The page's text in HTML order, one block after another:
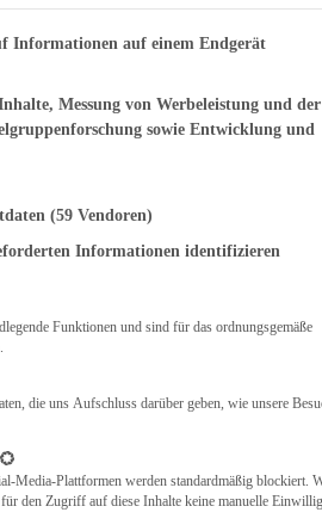
Zwecke des IAB Transparency and
Informationen auf einem Endgerät
Messung von Werbeleistung und der
sowie Entwicklung und
(59 Vendoren)
Informationen identifizieren
für die eine Einwilligung erteilt werden
Funktionen und sind für das ordnungsgemäße
die uns Aufschluss darüber geben, wie unsere
Media-Plattformen werden standardmäßig blockiert.
den Zugriff auf diese Inhalte keine manuelle